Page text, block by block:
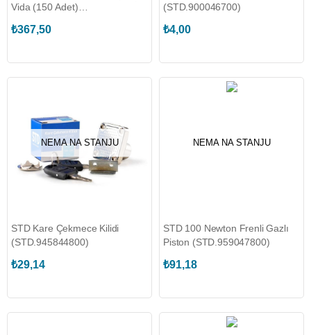
Vida (150 Adet)
₺367,50
(STD.900046700)
₺4,00
NEMA NA STANJU
STD Kare Çekmece Kilidi
(STD.945844800)
₺29,14
NEMA NA STANJU
STD 100 Newton Frenli Gazlı
Piston (STD.959047800)
₺91,18